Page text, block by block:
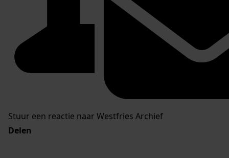
Stuur een reactie naar Westfries Archief
Delen